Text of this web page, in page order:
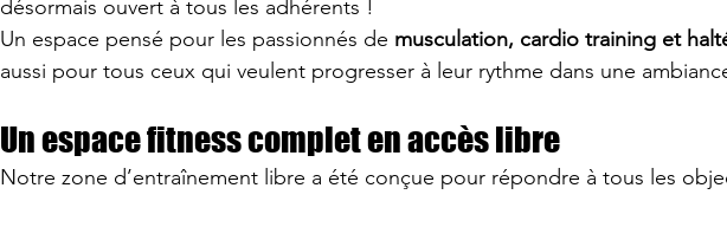
désormais ouvert à tous les adhérents !
Un espace pensé pour les passionnés de musculation, cardio training et
aussi pour tous ceux qui veulent progresser à leur rythme dans une
Un espace fitness complet en accès libre
Notre zone d’entraînement libre a été conçue pour répondre à tous les